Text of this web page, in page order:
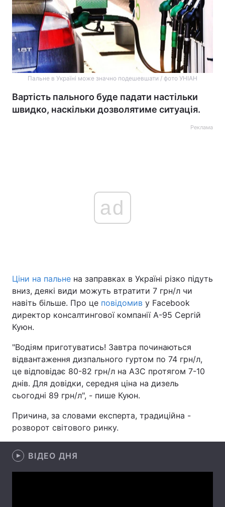
Головна Війна
Україна Політика
Економіка Світ
Техно і зв'язок Лайт
Зброя Інциденти
Цікавинки
Екологія
Лонгріди
Пальне в Україні може значно подешевшати / фото УНІАН
Вартість пального буде падати настільки
швидко, наскільки дозволятиме ситуація.
Реклама
ad
Ціни на пальне на заправках в Україні різко підуть
вниз, деякі види можуть втратити 7 грн/л чи
навіть більше. Про це повідомив у Facebook
директор консалтингової компанії А-95 Сергій
Куюн.
"Водіям приготуватись! Завтра починаються
відвантаження дизпального гуртом по 74 грн/л,
це відповідає 80-82 грн/л на АЗС протягом 7-10
днів. Для довідки, середня ціна на дизель
сьогодні 89 грн/л", - пише Куюн.
Причина, за словами експерта, традиційна -
розворот світового ринку.
ВІДЕО ДНЯ